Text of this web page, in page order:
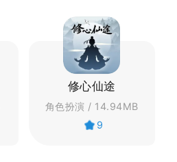
修心仙途
角色扮演 / 14.94MB
9